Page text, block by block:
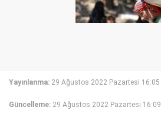
Yayınlanma: 29 Ağustos 2022 Pazartesi 16:05
Güncelleme: 29 Ağustos 2022 Pazartesi 16:09